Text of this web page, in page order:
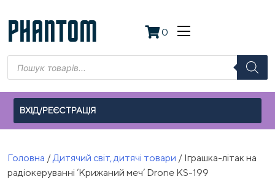
to
content
PHANTOM 0
Пошук
товарів
ВХІД/РЕЄСТРАЦІЯ
Головна /Дитячий світ, дитячі товари / Іграшка-літак на
радіокеруванні ‘Крижаний меч’ Drone KS-199